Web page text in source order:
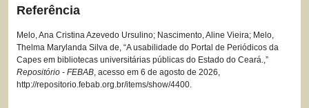
Referência
Melo, Ana Cristina Azevedo Ursulino; Nascimento, Aline Vieira; Melo,
Thelma Marylanda Silva de, “A usabilidade do Portal de Periódicos da
Capes em bibliotecas universitárias públicas do Estado do Ceará.,”
Repositório - FEBAB, acesso em 6 de agosto de 2026,
http://repositorio.febab.org.br/items/show/4400.